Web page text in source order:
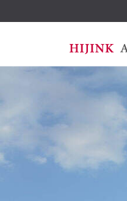
naar
de
inhoud